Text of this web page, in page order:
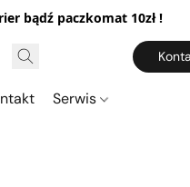
bądź paczkomat 10zł !
Serwis